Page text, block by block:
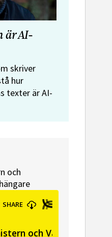
är AI-
skriver
hur
texter är AI-
och